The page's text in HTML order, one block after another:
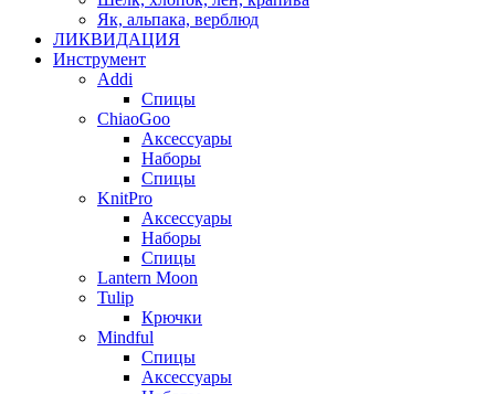
Як, альпака, верблюд
ЛИКВИДАЦИЯ
Инструмент
Addi
Спицы
ChiaoGoo
Аксессуары
Наборы
Спицы
KnitPro
Аксессуары
Наборы
Спицы
Lantern Moon
Tulip
Крючки
Mindful
Спицы
Аксессуары